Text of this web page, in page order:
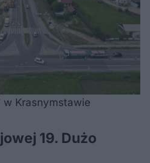
w Krasnymstawie
19. Dużo